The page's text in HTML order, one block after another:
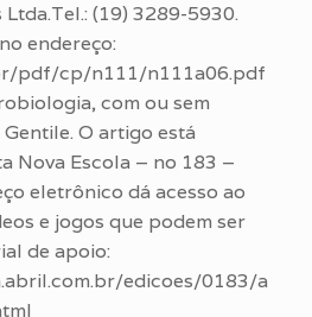
(19) 3289-5930.
endereço:
pdf/cp/n111/n111a06.pdf
com ou sem
O artigo está
Nova Escola – no 183 –
eletrônico dá acesso ao
e jogos que podem ser
de apoio:
edicoes/0183/a